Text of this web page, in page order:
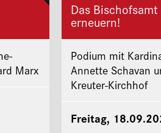
Marx
Das
erneuern!
Podium mit
Annette Schavan
Kreuter-Kirchhof
Freitag,